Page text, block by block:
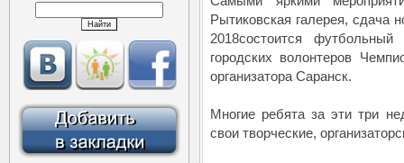
Рытиковская галерея, сдача
2018состоится
городских волонтеров
организатора Саранск.
Многие ребята за эти три
свои творческие,